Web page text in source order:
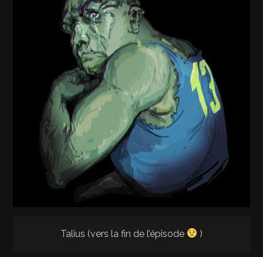
Talius (vers la fin de l’épisode )